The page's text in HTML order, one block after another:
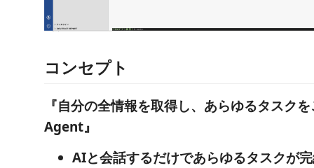
コンセプト
『自分の全情報を取得し、あらゆるタスク
Agent』
AIと会話するだけであらゆるタスクが